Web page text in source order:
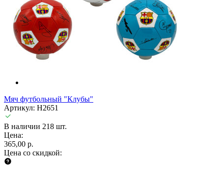
Мяч футбольный "Клубы"
Артикул: H2651
В наличии 218 шт.
Цена:
365,00 р.
Цена со скидкой: